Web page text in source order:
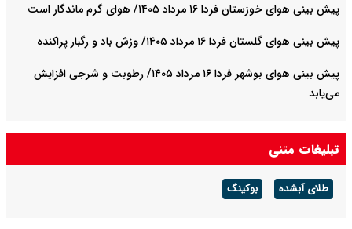
پیش بینی هوای خوزستان فردا ۱۶ مرداد ۱۴۰۵/ هوای گرم ماندگار است
پیش بینی هوای گلستان فردا ۱۶ مرداد ۱۴۰۵/ وزش باد و رگبار پراکنده
پیش بینی هوای بوشهر فردا ۱۶ مرداد ۱۴۰۵/ رطوبت و شرجی افزایش
می‌یابد
تبلیغات متنی
طلای آبشده بوکینگ